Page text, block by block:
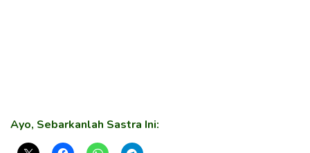
Ayo, Sebarkanlah Sastra Ini: